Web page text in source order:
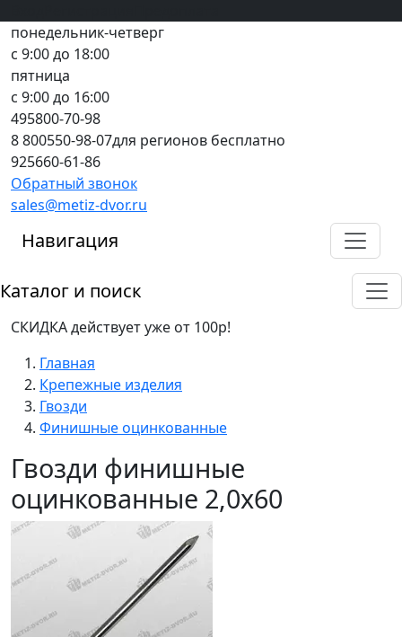
понедельник-четверг
с 9:00 до 18:00
пятница
с 9:00 до 16:00
495800-70-98
8 800550-98-07для регионов бесплатно
925660-61-86
Обратный звонок
sales@metiz-dvor.ru
Навигация
Каталог и поиск
СКИДКА действует уже от 100р!
Главная
Крепежные изделия
Гвозди
Финишные оцинкованные
Гвозди финишные
оцинкованные 2,0x60